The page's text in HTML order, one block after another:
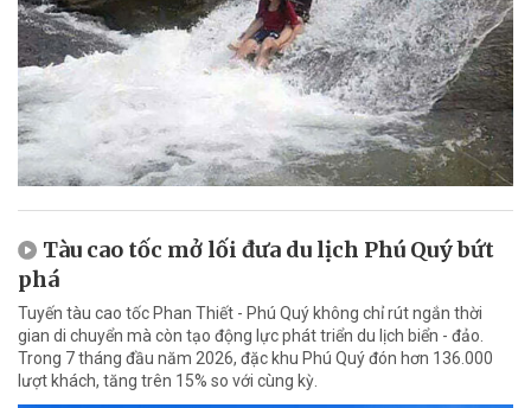
Tàu cao tốc mở lối đưa du lịch Phú Quý bứt
phá
Tuyến tàu cao tốc Phan Thiết - Phú Quý không chỉ rút ngắn thời
gian di chuyển mà còn tạo động lực phát triển du lịch biển - đảo.
Trong 7 tháng đầu năm 2026, đặc khu Phú Quý đón hơn 136.000
lượt khách, tăng trên 15% so với cùng kỳ.